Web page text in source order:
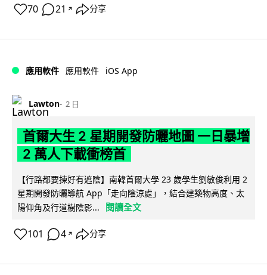
70 21 ↗ 分享
應用軟件 應用軟件 iOS App
Lawton 2 日
首爾大生 2 星期開發防曬地圖 一日暴增
2 萬人下載衝榜首
【行路都要揀好有遮陰】南韓首爾大學 23 歲學生劉敏俊利用 2
星期開發防曬導航 App「走向陰涼處」，結合建築物高度、太
陽仰角及行道樹陰影...
閱讀全文
101 4 ↗ 分享